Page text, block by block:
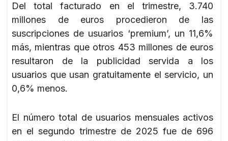
Del total facturado en el trimestre, 3.740
millones de euros procedieron de las
suscripciones de usuarios ‘premium’, un 11,6%
más, mientras que otros 453 millones de euros
resultaron de la publicidad servida a los
usuarios que usan gratuitamente el servicio, un
0,6% menos.
El número total de usuarios mensuales activos
en el segundo trimestre de 2025 fue de 696